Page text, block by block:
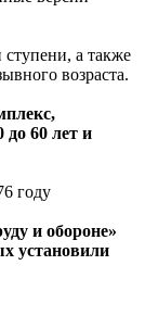
а также
возраста.
до 60 лет и
году
и обороне»
установили